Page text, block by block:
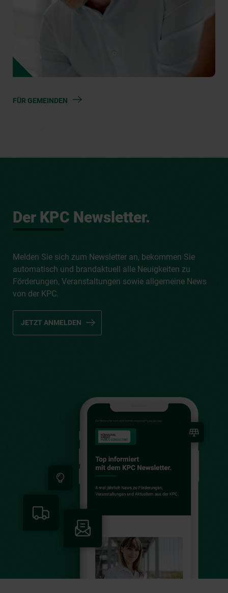
FÜR GEMEINDEN
Der KPC Newsletter.
Melden Sie sich zum Newsletter an, bekommen Sie
automatisch und brandaktuell alle Neuigkeiten zu
Förderungen, Veranstaltungen sowie allgemeine News
von der KPC.
JETZT ANMELDEN